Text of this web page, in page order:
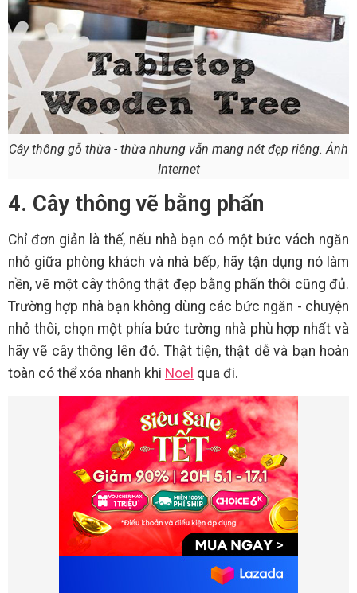
Cây thông gỗ thừa - thừa nhưng vẫn mang nét đẹp riêng. Ảnh
Internet
4. Cây thông vẽ bằng phấn
Chỉ đơn giản là thế, nếu nhà bạn có một bức vách ngăn
nhỏ giữa phòng khách và nhà bếp, hãy tận dụng nó làm
nền, vẽ một cây thông thật đẹp bằng phấn thôi cũng đủ.
Trường hợp nhà bạn không dùng các bức ngăn - chuyện
nhỏ thôi, chọn một phía bức tường nhà phù hợp nhất và
hãy vẽ cây thông lên đó. Thật tiện, thật dễ và bạn hoàn
toàn có thể xóa nhanh khi Noel qua đi.